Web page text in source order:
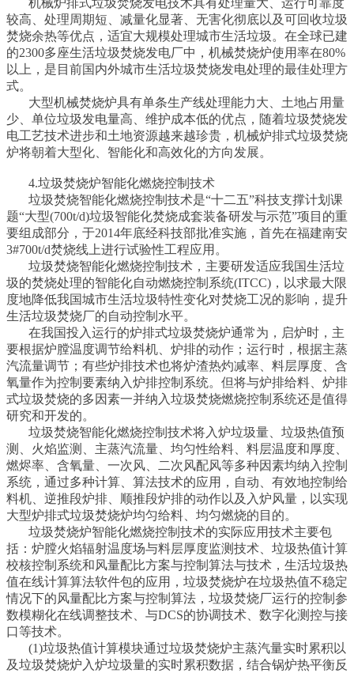
机械炉排式垃圾焚烧发电技术具有处理量大、运行可靠度
较高、处理周期短、减量化显著、无害化彻底以及可回收垃圾
焚烧余热等优点，适宜大规模处理城市生活垃圾。在全球已建
的2300多座生活垃圾焚烧发电厂中，机械焚烧炉使用率在80%
以上，是目前国内外城市生活垃圾焚烧发电处理的最佳处理方
式。
大型机械焚烧炉具有单条生产线处理能力大、土地占用量
少、单位垃圾发电量高、维护成本低的优点，随着垃圾焚烧发
电工艺技术进步和土地资源越来越珍贵，机械炉排式垃圾焚烧
炉将朝着大型化、智能化和高效化的方向发展。
4.垃圾焚烧炉智能化燃烧控制技术
垃圾焚烧智能化燃烧控制技术是“十二五”科技支撑计划课
题“大型(700t/d)垃圾智能化焚烧成套装备研发与示范”项目的重
要组成部分，于2014年底经科技部批准实施，首先在福建南安
3#700t/d焚烧线上进行试验性工程应用。
垃圾焚烧智能化燃烧控制技术，主要研发适应我国生活垃
圾的焚烧处理的智能化自动燃烧控制系统(ITCC)，以求最大限
度地降低我国城市生活垃圾特性变化对焚烧工况的影响，提升
生活垃圾焚烧厂的自动控制水平。
在我国投入运行的炉排式垃圾焚烧炉通常为，启炉时，主
要根据炉膛温度调节给料机、炉排的动作；运行时，根据主蒸
汽流量调节；有些炉排技术也将炉渣热灼减率、料层厚度、含
氧量作为控制要素纳入炉排控制系统。但将与炉排给料、炉排
式垃圾焚烧的多因素一并纳入垃圾焚烧燃烧控制系统还是值得
研究和开发的。
垃圾焚烧智能化燃烧控制技术将入炉垃圾量、垃圾热值预
测、火焰监测、主蒸汽流量、均匀性给料、料层温度和厚度、
燃烬率、含氧量、一次风、二次风配风等多种因素均纳入控制
系统，通过多种计算、算法技术的应用，自动、有效地控制给
料机、逆推段炉排、顺推段炉排的动作以及入炉风量，以实现
大型炉排式垃圾焚烧炉均匀给料、均匀燃烧的目的。
垃圾焚烧炉智能化燃烧控制技术的实际应用技术主要包
括：炉膛火焰辐射温度场与料层厚度监测技术、垃圾热值计算
校核控制系统和风量配比方案与控制算法与技术，生活垃圾热
值在线计算算法软件包的应用，垃圾焚烧炉在垃圾热值不稳定
情况下的风量配比方案与控制算法，垃圾焚烧厂运行的控制参
数模糊化在线调整技术、与DCS的协调技术、数字化测控与接
口等技术。
(1)垃圾热值计算模块通过垃圾焚烧炉主蒸汽量实时累积以
及垃圾焚烧炉入炉垃圾量的实时累积数据，结合锅炉热平衡反